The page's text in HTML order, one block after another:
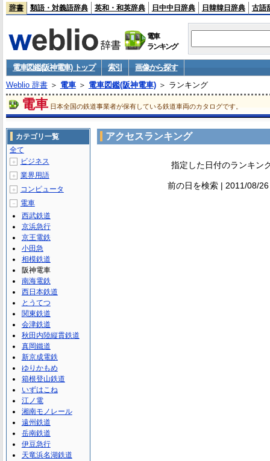
辞書 類語・対義語辞典 英和・和英辞典 日中中日辞典 日韓韓日辞典 古語
電車
ランキング
電車図鑑(阪神電車) トップ 索引
画像から探す
Weblio 辞書＞ 電車＞ 電車図鑑(阪神電車)＞ ランキング
電車 日本全国の鉄道事業者が保有している鉄道車両のカタログです。
アクセスランキング
指定した日付のランキン
前の日を検索 | 2011/08/
カテゴリ一覧
全て
＋ ビジネス
＋ 業界用語
＋ コンピュータ
－
電車
西武鉄道
京浜急行
京王電鉄
小田急
相模鉄道
阪神電車
南海電鉄
西日本鉄道
とうてつ
関東鉄道
会津鉄道
秋田内陸縦貫鉄道
真岡鐵道
新京成電鉄
ゆりかもめ
箱根登山鉄道
いずはこね
江ノ電
湘南モノレール
遠州鉄道
岳南鉄道
伊豆急行
天竜浜名湖鉄道